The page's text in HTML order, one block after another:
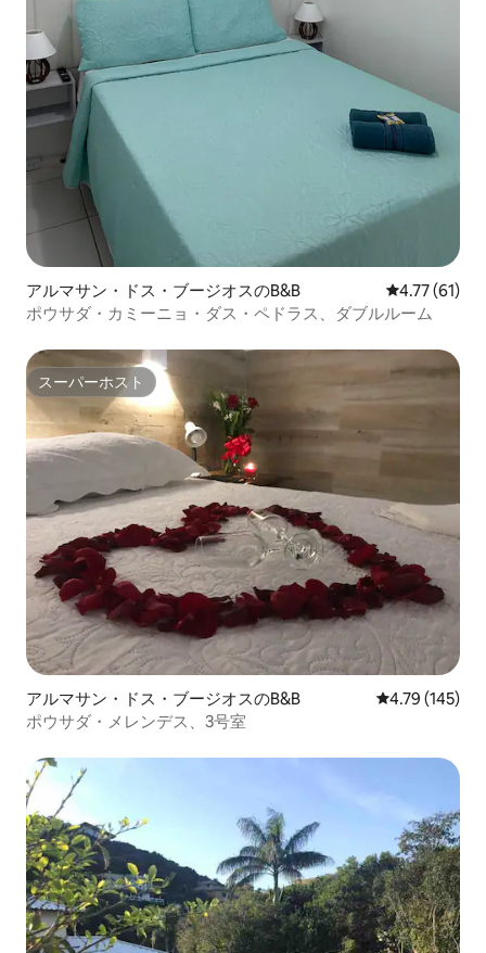
アルマサン・ドス・ブージオスのB&B レビュー61
4.77 (61)
ポウサダ・カミーニョ・ダス・ペドラス、ダブルルーム
スーパーホスト
スーパーホスト
アルマサン・ドス・ブージオスのB&B レビュー145
4.79 (145)
ポウサダ・メレンデス、3号室